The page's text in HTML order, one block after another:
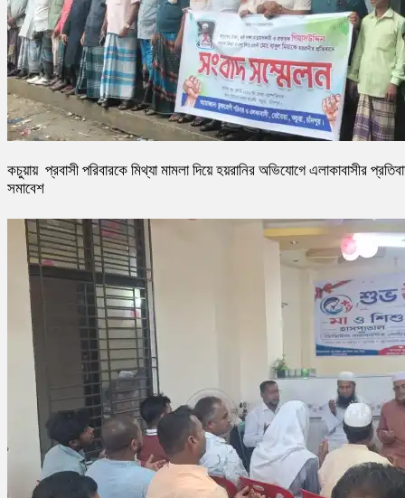
কচুয়ায় প্রবাসী পরিবারকে মিথ্যা মামলা দিয়ে হয়রানির অভিযোগে এলাকাবাসীর
সমাবেশ